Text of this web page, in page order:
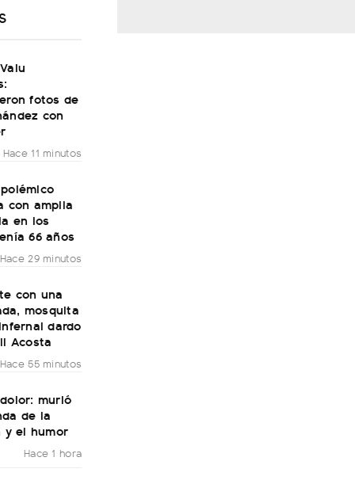
fotos de
con
Hace 11 minutos
con amplia
en los
66 años
Hace 29 minutos
con una
mosquita
dardo
Acosta
Hace 55 minutos
murió
de la
y el humor
Hace 1 hora